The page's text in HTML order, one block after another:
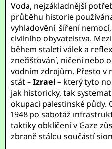
Voda, nejzákladnější
průběhu historie
vyhladovění, šíření
civilního obyvatelstva.
během staletí válek a
znečišťování, ničení nebo
vodním zdrojům. Přesto v
stát –Izrael – který tyto
jak historicky, tak
okupaci palestinské půdy.
1948 po sabotáž
taktiky obklíčení v Gaze
zbraně stálou součástí